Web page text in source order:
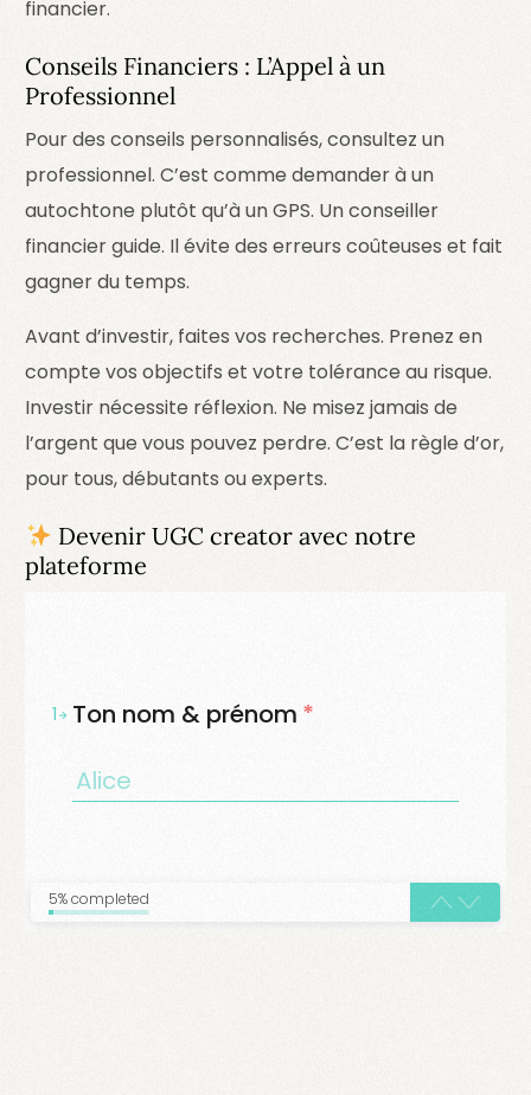
financier.
Conseils Financiers : L’Appel à un
Professionnel
Pour des conseils personnalisés, consultez un
professionnel. C’est comme demander à un
autochtone plutôt qu’à un GPS. Un conseiller
financier guide. Il évite des erreurs coûteuses et fait
gagner du temps.
Avant d’investir, faites vos recherches. Prenez en
compte vos objectifs et votre tolérance au risque.
Investir nécessite réflexion. Ne misez jamais de
l’argent que vous pouvez perdre. C’est la règle d’or,
pour tous, débutants ou experts.
Devenir UGC creator avec notre
plateforme
1 Ton nom & prénom *
5% completed